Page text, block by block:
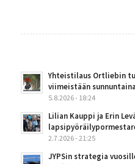
Yhteistilaus Ortliebin
viimeistään
5.8.2026 - 18:24
Lilian Kauppi ja Erin
2.7.2026 - 21:25
JYPSin strategia